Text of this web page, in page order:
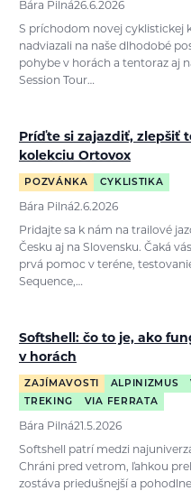
Bára Pilná26.6.2026
S príchodom novej cyklistickej
nadviazali na naše dlhodobé
pohybe v horách a tentoraz aj
Session Tour…
Príďte si zajazdiť, zlepšiť
kolekciu Ortovox
POZVÁNKA CYKLISTIKA
Bára Pilná2.6.2026
Pridajte sa k nám na trailové
Česku aj na Slovensku. Čaká
prvá pomoc v teréne,
Sequence,…
Softshell: čo to je, ako
v horách
ZAJÍMAVOSTI ALPINIZMUS
TREKING
VIA FERRATA
Bára Pilná21.5.2026
Softshell patrí medzi
Chráni pred vetrom, ľahkou
zostáva priedušnejší a